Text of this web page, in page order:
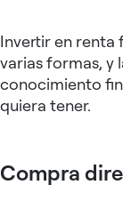
Invertir en renta
varias formas, y
conocimiento
quiera tener.
Compra